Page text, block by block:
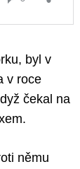
byl v
v roce
čekal na
němu